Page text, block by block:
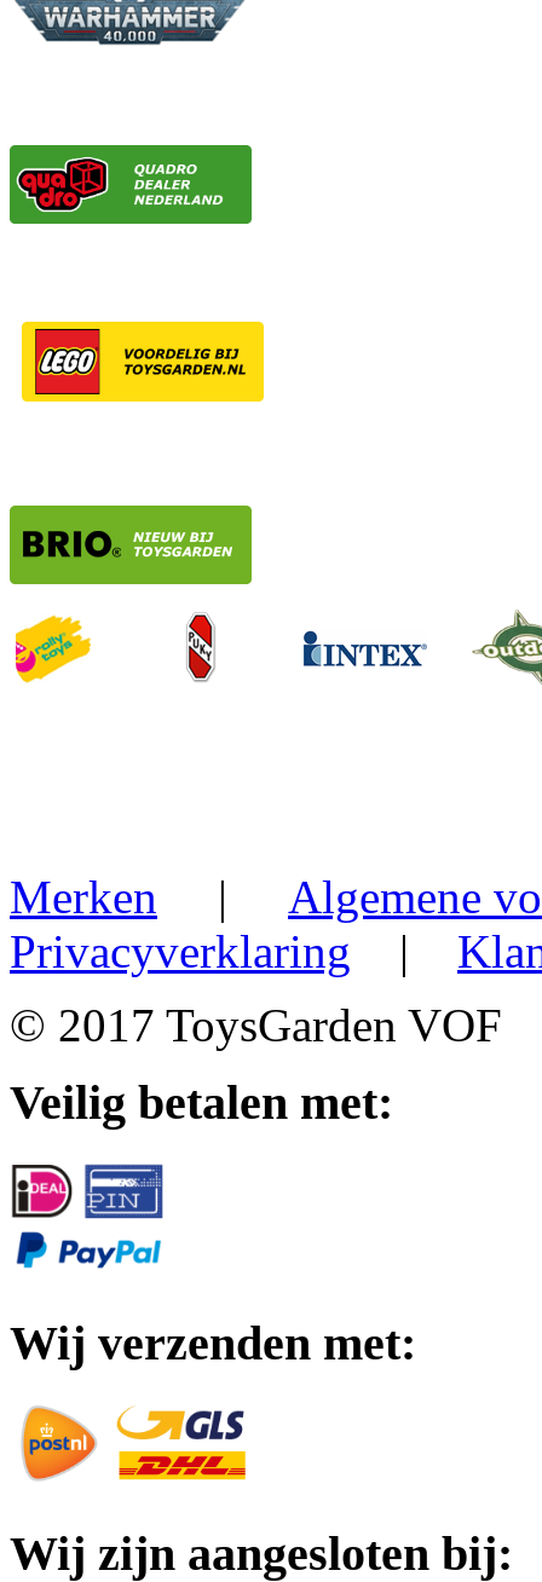
Merken | Algemene
Privacyverklaring |
© 2017 ToysGarden VOF
Veilig betalen met:
Wij verzenden met:
Wij zijn aangesloten bij: